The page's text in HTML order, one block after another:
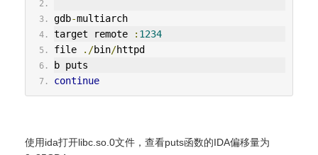
gdb-multiarch
target remote
: 1234
file
./bin/httpd
b puts
continue
使用ida打开libc.so.0文件，查看puts函数的IDA偏移量为